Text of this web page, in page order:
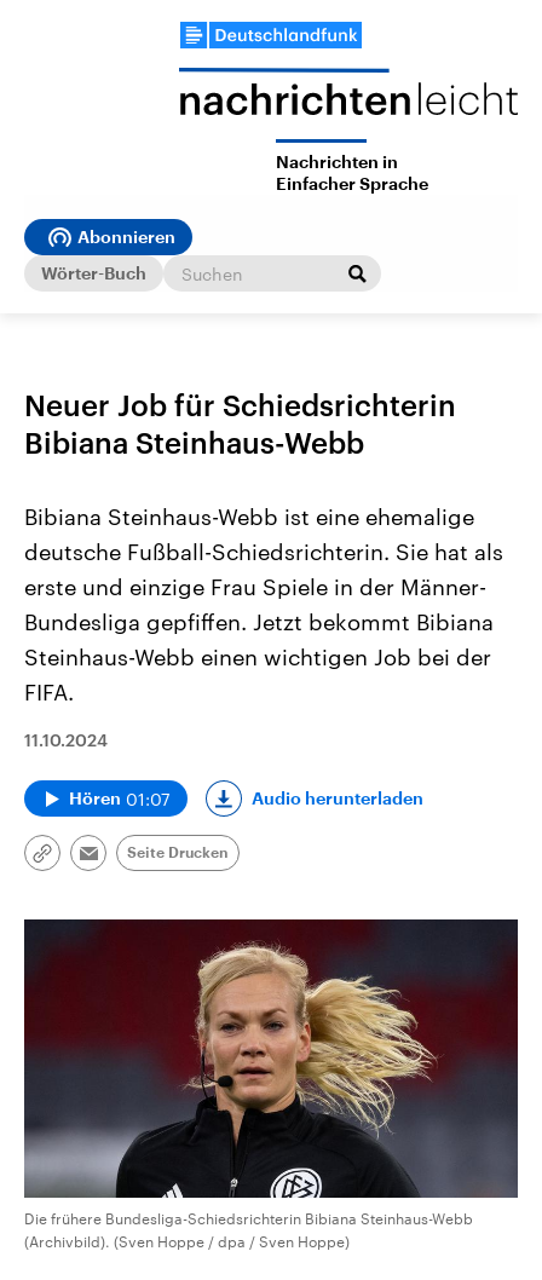
Nachrichten in
Einfacher Sprache
Abonnieren
Wörter-Buch
Neuer Job für Schiedsrichterin
Bibiana Steinhaus-Webb
Bibiana Steinhaus-Webb ist eine ehemalige
deutsche Fußball-Schiedsrichterin. Sie hat als
erste und einzige Frau Spiele in der Männer-
Bundesliga gepfiffen. Jetzt bekommt Bibiana
Steinhaus-Webb einen wichtigen Job bei der
FIFA.
11.10.2024
Hören 01:07 Audio herunterladen
Link
Email
Seite Drucken
Die frühere Bundesliga-Schiedsrichterin Bibiana Steinhaus-Webb
(Archivbild). (Sven Hoppe / dpa / Sven Hoppe)